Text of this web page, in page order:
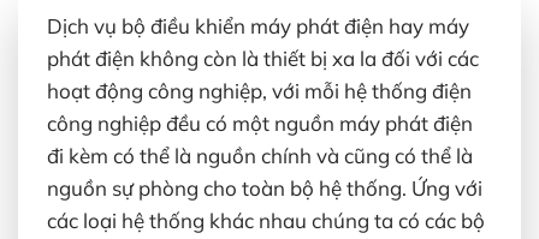
Dịch vụ bộ điều khiển máy phát điện hay máy
phát điện không còn là thiết bị xa la đối với các
hoạt động công nghiệp, với mỗi hệ thống điện
công nghiệp đều có một nguồn máy phát điện
đi kèm có thể là nguồn chính và cũng có thể là
nguồn sự phòng cho toàn bộ hệ thống. Ứng với
các loại hệ thống khác nhau chúng ta có các bộ